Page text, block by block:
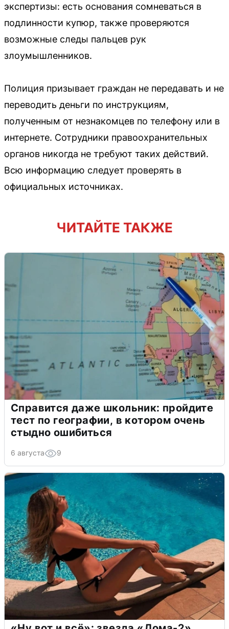
экспертизы: есть основания сомневаться в
подлинности купюр, также проверяются
возможные следы пальцев рук
злоумышленников.
Полиция призывает граждан не передавать и не
переводить деньги по инструкциям,
полученным от незнакомцев по телефону или в
интернете. Сотрудники правоохранительных
органов никогда не требуют таких действий.
Всю информацию следует проверять в
официальных источниках.
ЧИТАЙТЕ ТАКЖЕ
Справится даже школьник: пройдите
тест по географии, в котором очень
стыдно ошибиться
6 августа 9